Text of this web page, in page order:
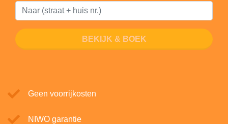
BEKIJK & BOEK
Geen voorrijkosten
NIWO garantie